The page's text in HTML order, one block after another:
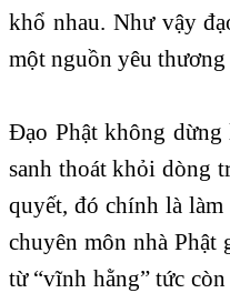
khổ nhau. Như vậy
một nguồn yêu
Đạo Phật không dừng
sanh thoát khỏi dòng
quyết, đó chính là
chuyên môn nhà Phật
từ “vĩnh hằng” tức